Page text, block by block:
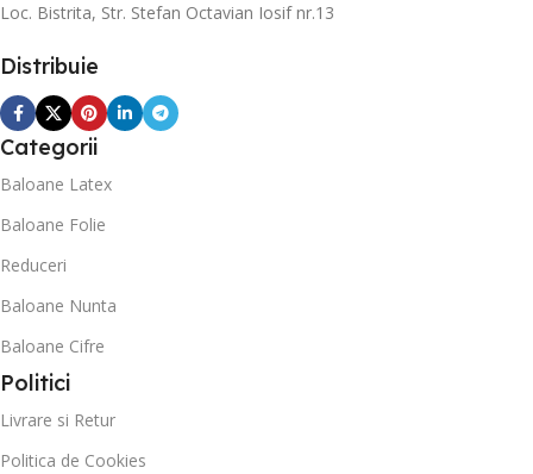
Loc. Bistrita, Str. Stefan Octavian Iosif nr.13
Distribuie
Categorii
Baloane Latex
Baloane Folie
Reduceri
Baloane Nunta
Baloane Cifre
Politici
Livrare si Retur
Politica de Cookies